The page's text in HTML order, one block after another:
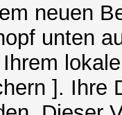
neuen
unten
]. Ihre